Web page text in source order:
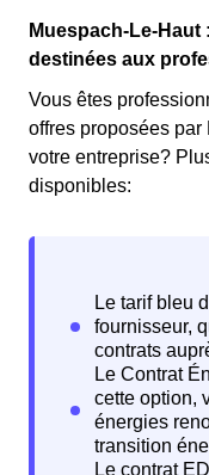
Muespach-Le-
destinées aux
Vous êtes
offres proposées
votre entreprise?
disponibles: